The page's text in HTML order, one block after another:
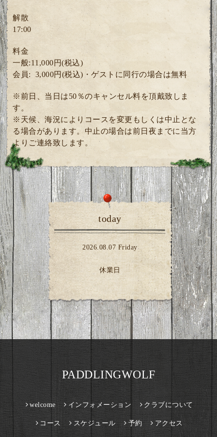
解散
17:00
料金
一般:11,000円(税込)
会員: 3,000円(税込)・ゲスト に同行の場合は無料
※前日、当日は50％のキャンセル料を頂戴致しま
す。
※天候、海況によりコースを変更もしくは中止とな
る場合があります。中止の場合は前日夜までに当方
よりご連絡致します。
today
2026.08.07 Friday
休業日
PADDLINGWOLF
welcome インフォメーション クラブについて
コース スケジュール 予約 アクセス